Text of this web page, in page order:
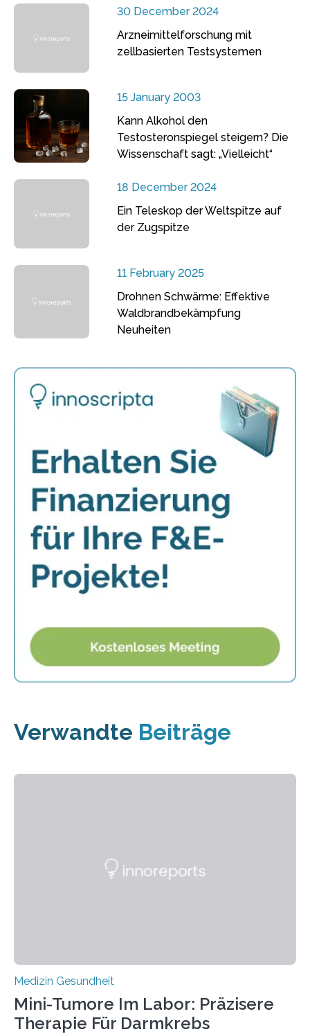
30 December 2024
Arzneimittelforschung mit
zellbasierten Testsystemen
15 January 2003
Kann Alkohol den
Testosteronspiegel steigern? Die
Wissenschaft sagt: „Vielleicht“
18 December 2024
Ein Teleskop der Weltspitze auf
der Zugspitze
11 February 2025
Drohnen Schwärme: Effektive
Waldbrandbekämpfung
Neuheiten
Verwandte Beiträge
Medizin Gesundheit
Mini-Tumore Im Labor: Präzisere
Therapie Für Darmkrebs